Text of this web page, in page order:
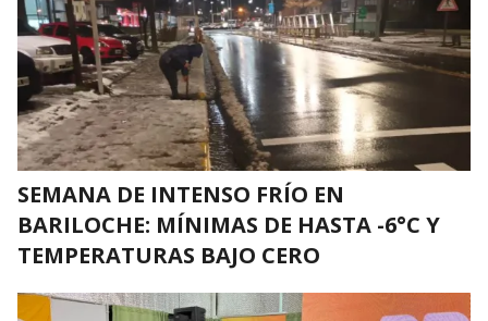
SEMANA DE INTENSO FRÍO EN
BARILOCHE: MÍNIMAS DE HASTA -6°C Y
TEMPERATURAS BAJO CERO